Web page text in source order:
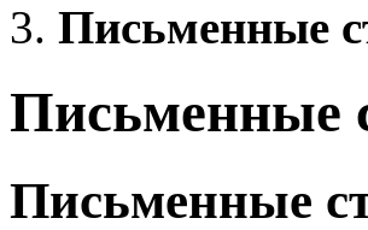
Письменные
Письменные
Письменные